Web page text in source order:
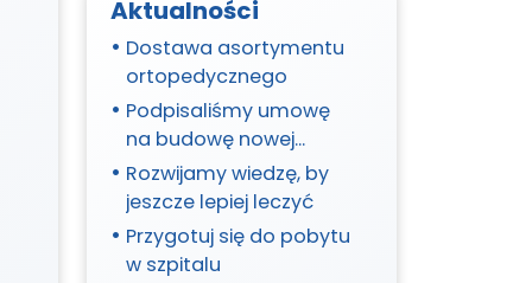
Aktualności
Dostawa asortymentu
ortopedycznego
Podpisaliśmy umowę
na budowę nowej
przychodni!
Rozwijamy wiedzę, by
jeszcze lepiej leczyć
Przygotuj się do pobytu
w szpitalu